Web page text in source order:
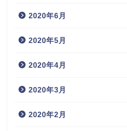
2020年6月
2020年5月
2020年4月
2020年3月
2020年2月